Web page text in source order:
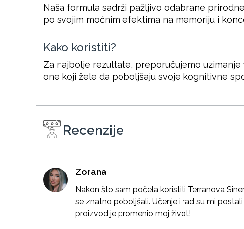
Naša formula sadrži pažljivo odabrane
po svojim moćnim efektima na memoriju i
Kako koristiti?
Za najbolje rezultate, preporučujemo
one koji žele da poboljšaju svoje kognitivne
Recenzije
Zorana
Nakon što sam počela koristiti Terranova
se znatno poboljšali. Učenje i rad su mi postali
proizvod je promenio moj život!